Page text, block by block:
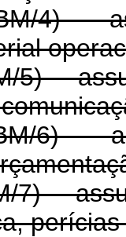
4) -
5) -
6) -
7) -